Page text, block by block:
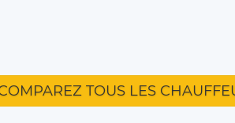
TOUS LES